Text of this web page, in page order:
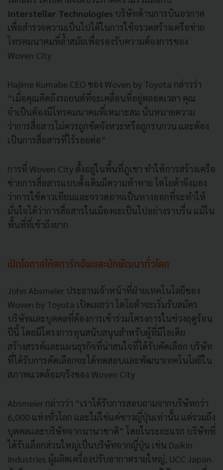
Interstellar Technologies บริษัทด้านการบินอวกาศ
เพื่อสำรวจความเป็นไปได้ในการใช้จรวดสร้างเครือข่าย
โทรคมนาคมที่ล้ำสมัยเพื่อรองรับความต้องการของ
Woven City
Hajime Kumabe CEO ของ Woven by Toyota กล่าวว่า
“เมื่อคุณคิดถึงรถยนต์ที่จะเคลื่อนที่อยู่ตลอดเวลา คุณ
จำเป็นต้องมีโทรคมนาคมที่เหมาะสม นั่นหมายความ
ว่าการสื่อสารไม่ควรถูกขัดจังหวะหรือถูกรบกวน และต้อง
เป็นการสื่อสารที่ไร้รอยต่อ”
การที่ Woven City ตั้งอยู่ในพื้นที่ภูเขา ทำให้การสร้างเครือ
ข่ายการสื่อสารแบบดั้งเดิมมีความท้าทาย โตโยต้าจึงมอง
ว่าการใช้ดาวเทียมและจรวดอาจเป็นทางออกที่จะทำให้
มั่นใจได้ว่าการสื่อสารในเมืองจะเป็นไปอย่างราบรื่น แม้ใน
พื้นที่ที่เข้าถึงยาก
เปิดโอกาสให้สตาร์ทอัพและนักพัฒนาทั่วโลก
John Absmeier ประธานเจ้าหน้าที่ฝ่ายเทคโนโลยีของ
Woven by Toyota เปิดเผยว่า โตโยต้าจะเริ่มรับสมัคร
บริษัทและบุคคลที่ต้องการเข้าร่วมโครงการในช่วงฤดูร้อน
ปีนี้ โดยมีโครงการทุนสนับสนุนสำหรับผู้ที่มีไอเดีย
สร้างสรรค์และแผนธุรกิจที่น่าสนใจที่ได้รับคัดเลือก บริษัท
ที่ได้รับการคัดเลือกจะได้ทดสอบและพัฒนาเทคโนโลยีใน
สภาพแวดล้อมจริงของ Woven City
Absmeier กล่าวว่า “เราได้รับการสอบถามจากบริษัทกว่า
6,000 แห่งทั่วโลก และไม่ใช่แค่ชาวญี่ปุ่นเท่านั้น แต่รวมถึง
บุคคลและบริษัทจากนานาชาติ” โดยในระยะแรก บริษัทที่
ได้รับเลือกส่วนใหญ่เป็นบริษัทจากญี่ปุ่น เช่น Daikin
Industries ผู้ผลิตเครื่องปรับอากาศรายใหญ่, UCC Japan